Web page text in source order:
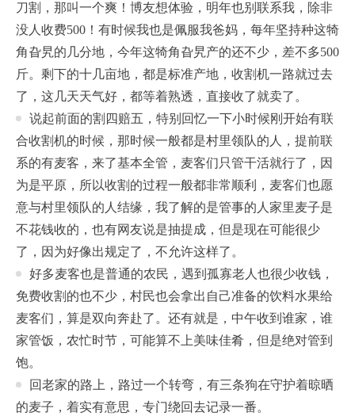
刀割，那叫一个爽！博友想体验，明年也别联系我，除非
没人收费500！有时候我也是佩服我爸妈，每年坚持种这犄
角旮旯的几分地，今年这犄角旮旯产的还不少，差不多500
斤。剩下的十几亩地，都是标准产地，收割机一路就过去
了，这几天天气好，都等着熟透，直接收了就卖了。
说起前面的割四赔五，特别回忆一下小时候刚开始有联
合收割机的时候，那时候一般都是村里领队的人，提前联
系的有麦客，来了基本全管，麦客们只管干活就行了，因
为是平原，所以收割的过程一般都非常顺利，麦客们也愿
意与村里领队的人结缘，我了解的是管事的人家里麦子是
不花钱收的，也有网友说是抽提成，但是现在可能很少
了，因为好像出规定了，不允许这样了。
好多麦客也是普通的农民，遇到孤寡老人也很少收钱，
免费收割的也不少，村民也会拿出自己准备的饮料水果给
麦客们，算是双向奔赴了。还有就是，中午收到谁家，谁
家管饭，农忙时节，可能算不上美味佳肴，但是绝对管到
饱。
回老家的路上，路过一个转弯，有三条狗在守护着晾晒
的麦子，着实有意思，专门绕回去记录一番。